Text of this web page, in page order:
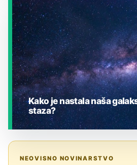
JESTE LI ZNALI?
Kako je nastala naša
staza?
NEOVISNO NOVINARSTVO